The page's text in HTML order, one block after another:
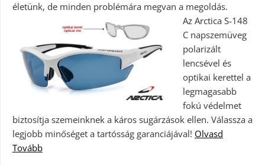
életünk, de minden problémára megvan a megoldás.
Az Arctica S-148
C napszemüveg
polarizált
lencsével és
optikai kerettel a
legmagasabb
fokú védelmet
biztosítja szemeinknek a káros sugárzások ellen. Válassza a
legjobb minőséget a tartósság garanciájával! Olvasd
Tovább